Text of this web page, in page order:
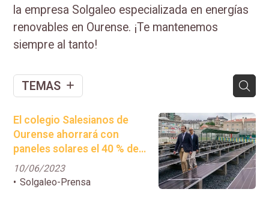
la empresa Solgaleo especializada en energías
renovables en Ourense. ¡Te mantenemos
siempre al tanto!
TEMAS
El colegio Salesianos de
Ourense ahorrará con
paneles solares el 40 % del
consumo de la factura de la
luz
10/06/2023
Solgaleo-Prensa